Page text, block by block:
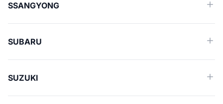
SSANGYONG
SUBARU
SUZUKI